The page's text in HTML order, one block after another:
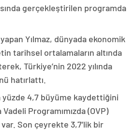
gerçekleştirilen programda
Yılmaz, dünyada ekonomik
tarihsel ortalamaların altında
Türkiye’nin 2022 yılında
hatırlattı.
yüzde 4,7 büyüme kaydettiğini
Programımızda (OVP)
Son çeyrekte 3,7’lik bir